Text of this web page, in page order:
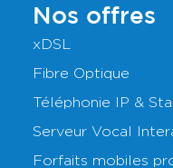
Nos offres
xDSL
Fibre Optique
Téléphonie IP &
Serveur Vocal
Forfaits mobiles